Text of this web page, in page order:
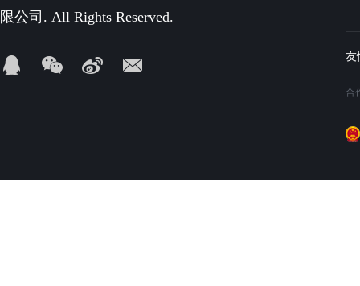
限公司. All Rights Reserved.
合